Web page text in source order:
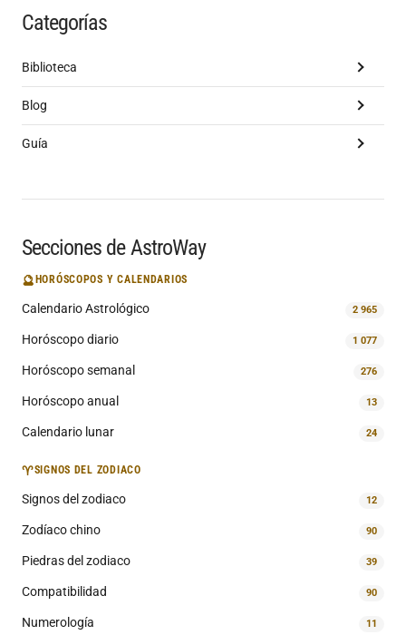
Categorías
Biblioteca
Blog
Guía
Secciones de AstroWay
🔮 HORÓSCOPOS Y CALENDARIOS
Calendario Astrológico 2 965
Horóscopo diario 1 077
Horóscopo semanal 276
Horóscopo anual 13
Calendario lunar 24
♈SIGNOS DEL ZODIACO
Signos del zodiaco 12
Zodíaco chino 90
Piedras del zodiaco 39
Compatibilidad 90
Numerología 11